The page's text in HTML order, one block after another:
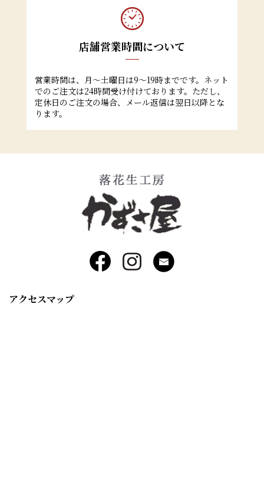
店舗営業時間について
営業時間は、月～土曜日は9～19時までです。ネット
でのご注文は24時間受け付けております。ただし、
定休日のご注文の場合、メール返信は翌日以降とな
ります。
アクセスマップ